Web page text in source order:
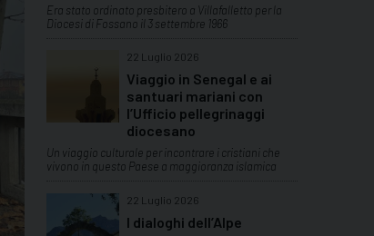
Era stato ordinato presbitero a Villafalletto per la
Diocesi di Fossano il 3 settembre 1966
22 Luglio 2026
Viaggio in Senegal e ai
santuari mariani con
l’Ufficio pellegrinaggi
diocesano
Un viaggio culturale per incontrare i cristiani che
vivono in questo Paese a maggioranza islamica
22 Luglio 2026
I dialoghi dell’Alpe